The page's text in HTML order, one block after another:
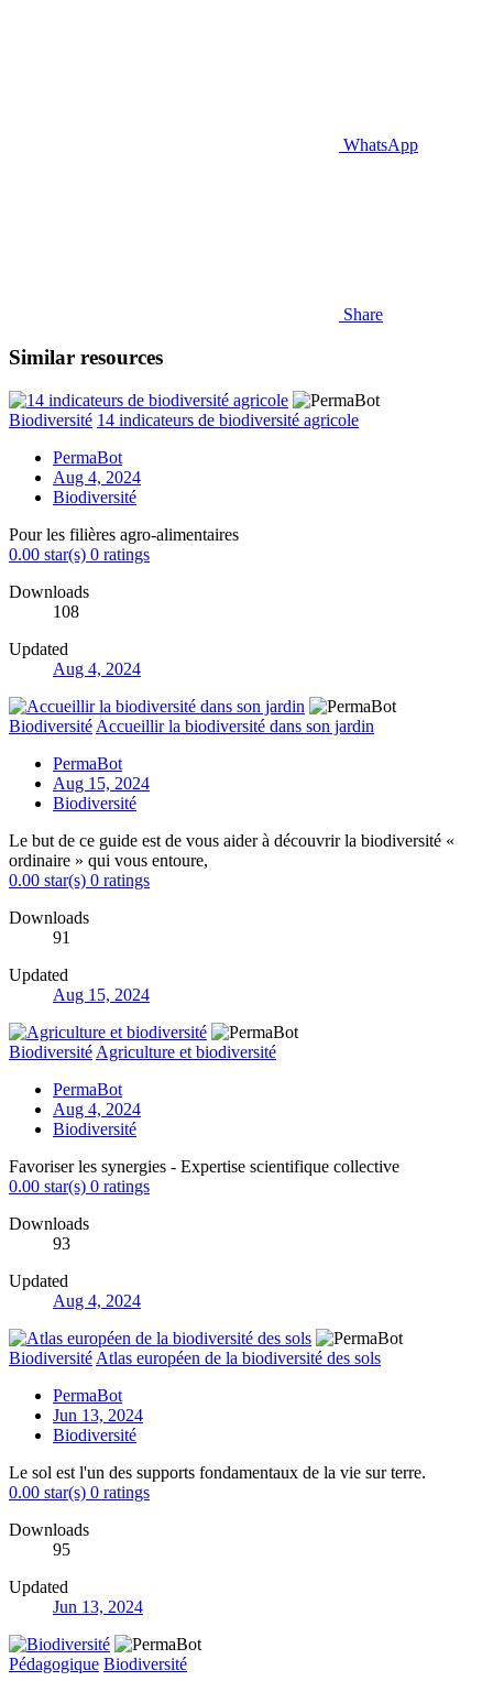
WhatsApp
Share
Similar resources
Biodiversité 14 indicateurs de biodiversité agricole
PermaBot
Aug 4, 2024
Biodiversité
Pour les filières agro-alimentaires
0.00 star(s) 0 ratings
Downloads
108
Updated
Aug 4, 2024
Biodiversité Accueillir la biodiversité dans son jardin
PermaBot
Aug 15, 2024
Biodiversité
Le but de ce guide est de vous aider à découvrir la biodiversité «
ordinaire » qui vous entoure,
0.00 star(s) 0 ratings
Downloads
91
Updated
Aug 15, 2024
Biodiversité Agriculture et biodiversité
PermaBot
Aug 4, 2024
Biodiversité
Favoriser les synergies - Expertise scientifique collective
0.00 star(s) 0 ratings
Downloads
93
Updated
Aug 4, 2024
Biodiversité Atlas européen de la biodiversité des sols
PermaBot
Jun 13, 2024
Biodiversité
Le sol est l'un des supports fondamentaux de la vie sur terre.
0.00 star(s) 0 ratings
Downloads
95
Updated
Jun 13, 2024
Pédagogique Biodiversité